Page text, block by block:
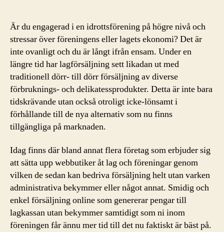
Är du engagerad i en idrottsförening på högre nivå och
stressar över föreningens eller lagets ekonomi? Det är
inte ovanligt och du är långt ifrån ensam. Under en
längre tid har lagförsäljning sett likadan ut med
traditionell dörr- till dörr försäljning av diverse
förbruknings- och delikatessprodukter. Detta är inte bara
tidskrävande utan också otroligt icke-lönsamt i
förhållande till de nya alternativ som nu finns
tillgängliga på marknaden.
Idag finns där bland annat flera företag som erbjuder sig
att sätta upp webbutiker åt lag och föreningar genom
vilken de sedan kan bedriva försäljning helt utan varken
administrativa bekymmer eller något annat. Smidig och
enkel försäljning online som genererar pengar till
lagkassan utan bekymmer samtidigt som ni inom
föreningen får ännu mer tid till det nu faktiskt är bäst på.